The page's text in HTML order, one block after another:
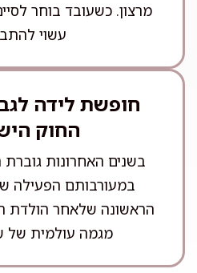
מרצון. כשעובד בוחר
עשוי
חופשת לידה
החוק
בשנים האחרונות
במעורבותם הפעילה
הראשונה שלאחר הולדת
מגמה עולמית של